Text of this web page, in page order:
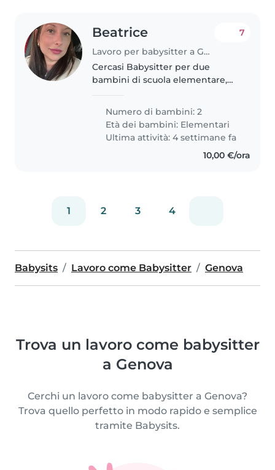
Beatrice
Lavoro per babysitter a Genova
7
Cercasi Babysitter per due
bambini di scuola elementare,
nostra famiglia ha bisogno di
qualcuno che possa prendersi
cura dei nostri figli a casa nostra...
Numero di bambini: 2
Età dei bambini: Elementari
Ultima attività: 4 settimane fa
10,00 €/ora
1 2 3 4
Babysits Lavoro come Babysitter Genova
Trova un lavoro come babysitter
a Genova
Cerchi un lavoro come babysitter a Genova?
Trova quello perfetto in modo rapido e semplice
tramite Babysits.